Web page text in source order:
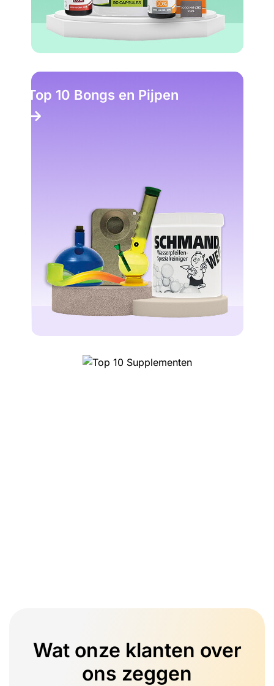
Top 10 Bongs en Pijpen
Wat onze klanten over
ons zeggen